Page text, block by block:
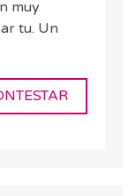
muy
tu. Un